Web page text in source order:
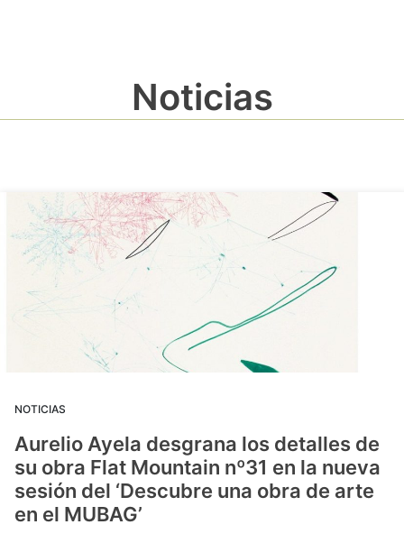
Noticias
NOTICIAS
Aurelio Ayela desgrana los detalles de
su obra Flat Mountain nº31 en la nueva
sesión del ‘Descubre una obra de arte
en el MUBAG’